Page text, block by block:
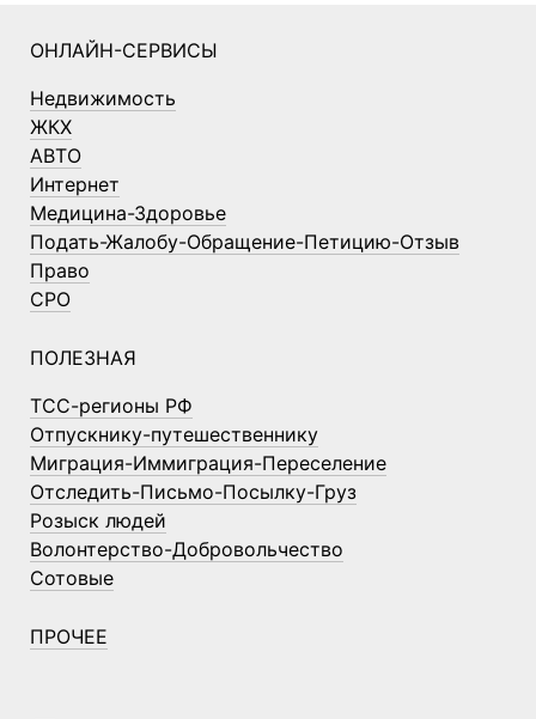
ОНЛАЙН-СЕРВИСЫ
Недвижимость
ЖКХ
АВТО
Интернет
Медицина-Здоровье
Подать-Жалобу-Обращение-Петицию-Отзыв
Право
СРО
ПОЛЕЗНАЯ
ТСС-регионы РФ
Отпускнику-путешественнику
Миграция-Иммиграция-Переселение
Отследить-Письмо-Посылку-Груз
Розыск людей
Волонтерство-Добровольчество
Сотовые
ПРОЧЕЕ